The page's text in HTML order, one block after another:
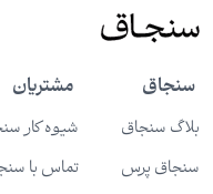
سنجاق
بلاگ سنجاق
سنجاق پرس
مشتریان
شیوه کار
تماس با